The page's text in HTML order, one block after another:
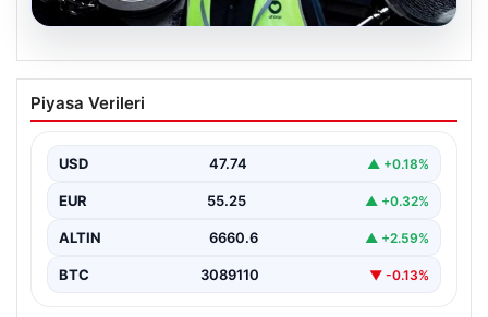
07.08.2026
Ahbap Derneği yönetimine kayyum
atandı. Fesih süreci başladı
Piyasa Verileri
USD 47.74 ▲ +0.18%
EUR 55.25 ▲ +0.32%
ALTIN 6660.6 ▲ +2.59%
BTC 3089110 ▼ -0.13%